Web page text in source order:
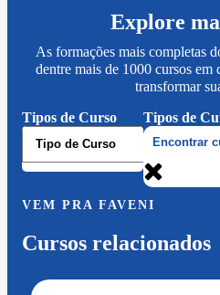
Explore
As formações mais completas
dentre mais de 1000 cursos em
transformar
Tipos de Curso
Tipos de
VEM PRA FAVENI
Cursos relacionados